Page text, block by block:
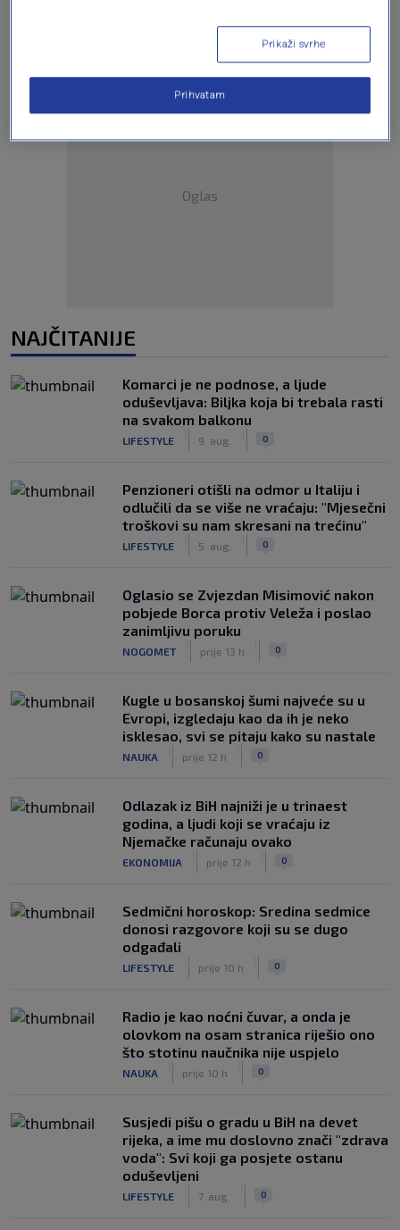
Oglas
NAJČITANIJE
Komarci je ne podnose, a ljude
oduševljava: Biljka koja bi trebala rasti
na svakom balkonu
LIFESTYLE 9. aug. 0
Penzioneri otišli na odmor u Italiju i
odlučili da se više ne vraćaju: "Mjesečni
troškovi su nam skresani na trećinu"
LIFESTYLE 5. aug. 0
Oglasio se Zvjezdan Misimović nakon
pobjede Borca protiv Veleža i poslao
zanimljivu poruku
NOGOMET prije 13 h 0
Kugle u bosanskoj šumi najveće su u
Evropi, izgledaju kao da ih je neko
isklesao, svi se pitaju kako su nastale
NAUKA prije 12 h 0
Odlazak iz BiH najniži je u trinaest
godina, a ljudi koji se vraćaju iz
Njemačke računaju ovako
EKONOMIJA prije 12 h 0
Sedmični horoskop: Sredina sedmice
donosi razgovore koji su se dugo
odgađali
LIFESTYLE prije 10 h 0
Radio je kao noćni čuvar, a onda je
olovkom na osam stranica riješio ono
što stotinu naučnika nije uspjelo
NAUKA prije 10 h 0
Susjedi pišu o gradu u BiH na devet
rijeka, a ime mu doslovno znači "zdrava
voda": Svi koji ga posjete ostanu
oduševljeni
LIFESTYLE 7. aug. 0
Prikaži svrhe
Prihvatam